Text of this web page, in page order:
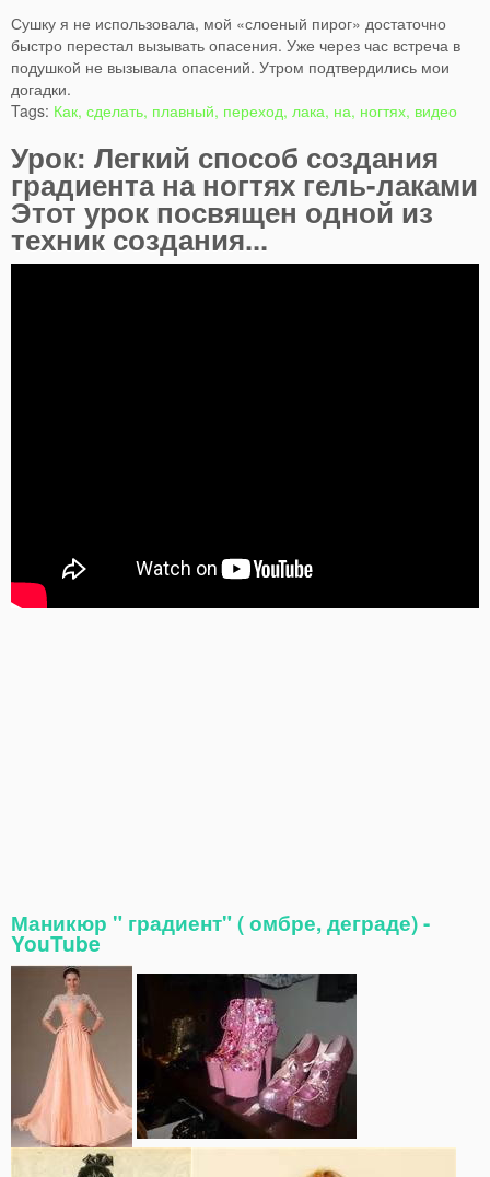
Сушку я не использовала, мой «слоеный пирог» достаточно
быстро перестал вызывать опасения. Уже через час встреча в
подушкой не вызывала опасений. Утром подтвердились мои
догадки.
Tags: Как, сделать, плавный, переход, лака, на, ногтях, видео
Урок: Легкий способ создания
градиента на ногтях гель-лаками
Этот урок посвящен одной из
техник создания...
Маникюр " градиент" ( омбре, деграде) -
YouTube